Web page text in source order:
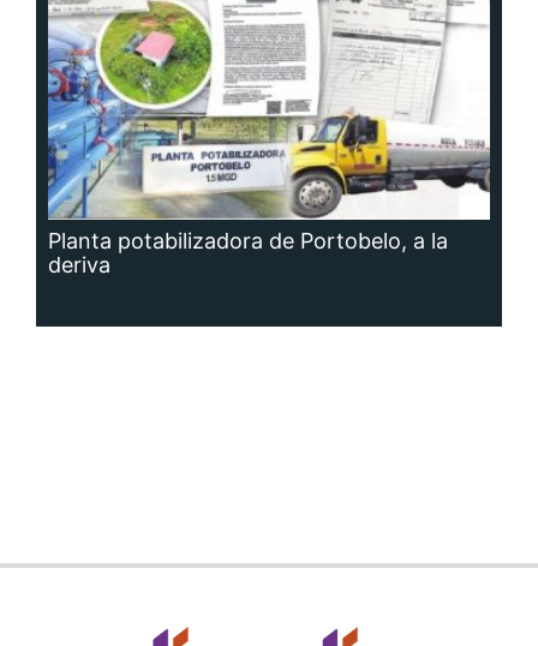
Planta potabilizadora de Portobelo, a la
deriva